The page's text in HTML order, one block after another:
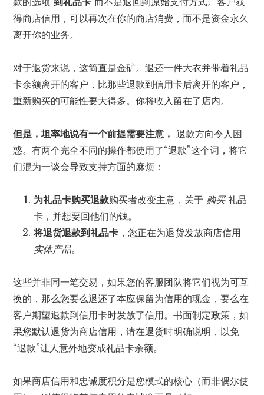
得商店信用，可以再次在你的商店消费，而不是资金永久
离开你的业务。
对于退货来说，这简直是金矿。退还一件大衣并带着礼品
卡余额离开的客户，比那些退款到信用卡后离开的客户，
重新购买的可能性要大得多。你将收入留在了店内。
但是，坦率地说有一个前提需要注意， 退款方向令人困
惑。有两个完全不同的操作都使用了“退款”这个词，将它
们混为一谈会导致支持方面的麻烦：
为礼品卡购买退款购买者改变主意，关于 购买礼品
卡，并想要回他们的钱。
将退货退款到礼品卡 ，您正在为退货发放商店信用
实体产品。
这些并非同一笔交易，如果您的客服团队将它们视为可互
换的，那么您要么退还了本应保留为信用的现金，要么在
客户期望退款到信用卡时发放了信用。书面制定政策，如
果您默认退货为商店信用，请在退货时明确说明，以免
“退款”让人意外地变成礼品卡余额。
如果商店信用和忠诚度积分是您模式的核心（而非偶尔使